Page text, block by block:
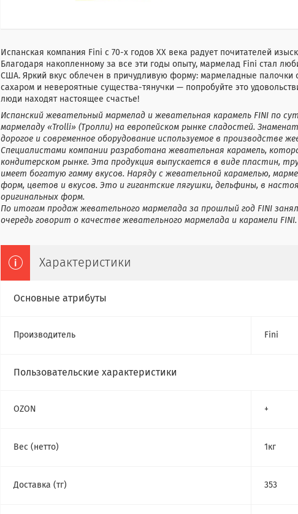
Испанская компания Fini с 70-х годов XX века радует почитателей
Благодаря накопленному за все эти годы опыту, мармелад Fini стал
США. Яркий вкус облечен в причудливую форму: мармеладные
сахаром и невероятные существа-тянучки — попробуйте это
люди находят настоящее счастье!
Испанский жевательный мармелад и жевательная карамель FINI по
мармеладу «Trolli» (Тролли) на европейском рынке сладостей.
дорогое и современное оборудование используемое в производстве
Специалистами компании разработана жевательная карамель,
кондитерском рынке. Эта продукция выпускается в виде пластин,
имеет богатую гамму вкусов. Наряду с жевательной карамелью,
форм, цветов и вкусов. Это и гигантские лягушки, дельфины, в
оригинальных форм.
По итогам продаж жевательного мармелада за прошлый год FINI
очередь говорит о качестве жевательного мармелада и карамели FINI.
Характеристики
Основные атрибуты
Производитель Fini
Пользовательские характеристики
OZON +
Вес (нетто) 1кг
Доставка (тг) 353